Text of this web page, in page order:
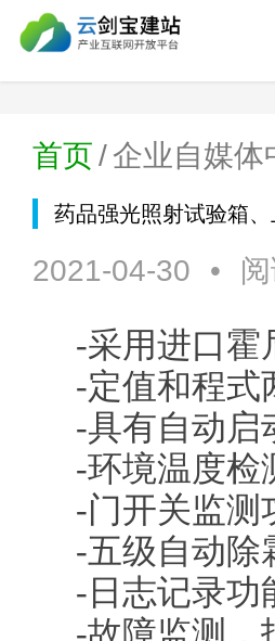
首页/企业自媒体
药品强光照射试验箱
2021-04-30 •
-采用进口霍
-定值和程式
-具有自动启
-环境温度检
-门开关监测
-五级自动除
-日志记录功